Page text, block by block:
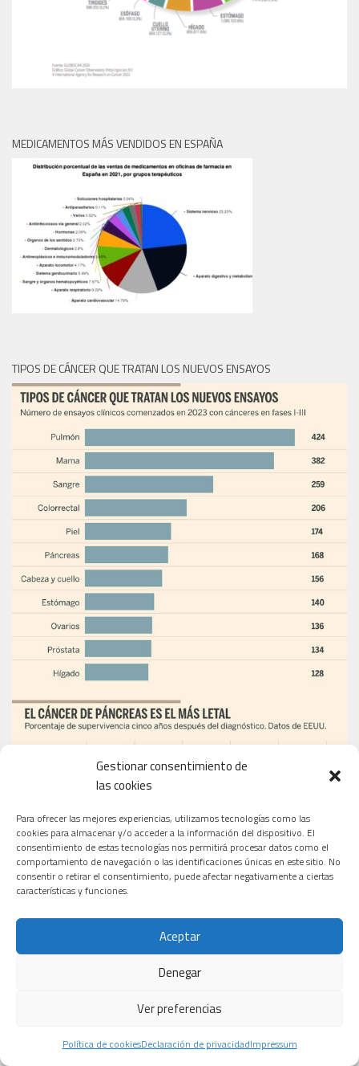
Gestionar consentimiento de
las cookies
Para ofrecer las mejores experiencias, utilizamos tecnologías como las
cookies para almacenar y/o acceder a la información del dispositivo. El
consentimiento de estas tecnologías nos permitirá procesar datos como el
comportamiento de navegación o las identificaciones únicas en este sitio. No
consentir o retirar el consentimiento, puede afectar negativamente a ciertas
características y funciones.
Aceptar
Denegar
Ver preferencias
Política de cookiesDeclaración de privacidadImpressum
MEDICAMENTOS MÁS VENDIDOS EN ESPAÑA
TIPOS DE CÁNCER QUE TRATAN LOS NUEVOS ENSAYOS